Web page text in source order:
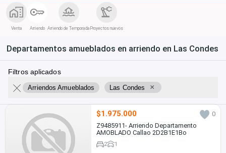
Venta Arriendo Arriendo de Temporada Proyectos nuevos
Departamentos amueblados en arriendo en Las Condes
Filtros aplicados
Arriendos Amueblados Las Condes ×
$1.975.000
0
Z9485911- Arriendo Departamento
AMOBLADO Callao 2D2B1E1Bo
2 1